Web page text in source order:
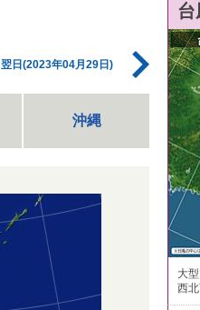
翌日(2023年04月29日)
沖縄
大
西